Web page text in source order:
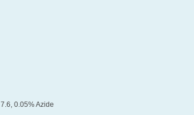
0.05% Azide